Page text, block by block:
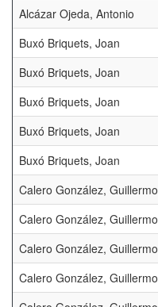
Alcázar Ojeda, Antonio
Buxó Briquets, Joan
Buxó Briquets, Joan
Buxó Briquets, Joan
Buxó Briquets, Joan
Buxó Briquets, Joan
Calero González, Guillermo
Calero González, Guillermo
Calero González, Guillermo
Calero González, Guillermo